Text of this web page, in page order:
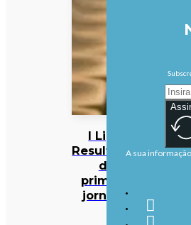
I Liga:
Resultados
da
primeira
jornada
A sua